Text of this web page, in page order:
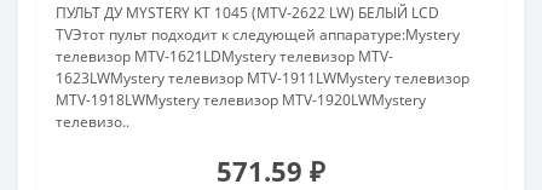
ПУЛЬТ ДУ MYSTERY KT 1045 (MTV-2622 LW) БЕЛЫЙ LCD
TVЭтот пульт подходит к следующей аппаратуре:Mystery
телевизор MTV-1621LDMystery телевизор MTV-
1623LWMystery телевизор MTV-1911LWMystery телевизор
MTV-1918LWMystery телевизор MTV-1920LWMystery
телевизо..
571.59 ₽